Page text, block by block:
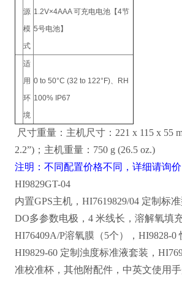
源
模
式
1.2V×4AAA 可充电电池【4节
5号电池】
适
用
环
境
0 to 50°C (32 to 122°F)、RH
100% IP67
尺寸重量：主机尺寸：221 x 115 x 55
2.2”)；主机重量：750 g (26.5 oz.)
注明：不同配置价格不同，详细请询价
HI9829GT-04
内置GPS主机，HI7619829/04 定制标
DO多参数电极，4 米线长，溶解氧填
HI76409A/P溶氧膜（5个）， HI9828-0
HI9829-60 定制浊度标准液套装，
准校准杯，其他附配件，中英文使用手